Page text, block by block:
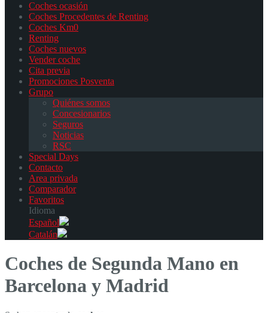
Coches ocasión
Coches Procedentes de Renting
Coches Km0
Renting
Coches nuevos
Vender coche
Cita previa
Promociones Posventa
Grupo
Quiénes somos
Concesionarios
Seguros
Noticias
RSC
Special Days
Contacto
Area privada
Comparador
Favoritos
Idioma
Español
Catalán
Coches de Segunda Mano en
Barcelona y Madrid